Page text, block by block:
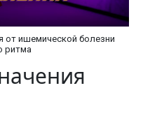
от ишемической болезни
ритма